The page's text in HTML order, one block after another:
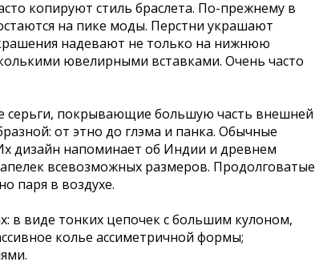
копируют стиль браслета. По-прежнему в
на пике моды. Перстни украшают
надевают не только на нижнюю
ювелирными вставками. Очень часто
серьги, покрывающие большую часть внешней
от этно до глэма и панка. Обычные
дизайн напоминает об Индии и древнем
всевозможных размеров. Продолговатые
паря в воздухе.
в виде тонких цепочек с большим кулоном,
колье ассиметричной формы;